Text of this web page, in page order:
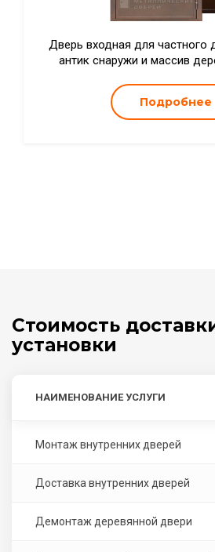
Дверь входная для частного
антик снаружи и массив
Подробнее
Стоимость
установки
НАИМЕНОВАНИЕ УСЛУГИ
Монтаж внутренних дверей
Доставка внутренних дверей
Демонтаж деревянной двери